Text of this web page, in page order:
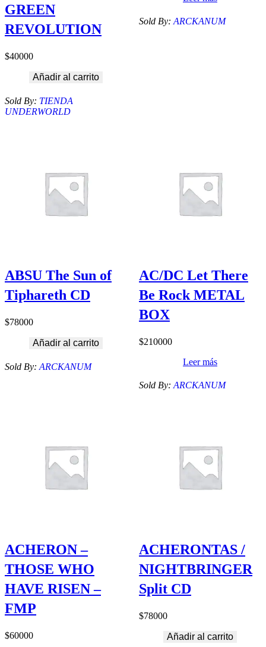
GREEN
REVOLUTION
$40000
Añadir al carrito
Sold By: TIENDA
UNDERWORLD
Sold By: ARCKANUM
ABSU The Sun of
Tiphareth CD
$78000
Añadir al carrito
Sold By: ARCKANUM
AC/DC Let There
Be Rock METAL
BOX
$210000
Leer más
Sold By: ARCKANUM
ACHERON –
THOSE WHO
HAVE RISEN –
FMP
$60000
ACHERONTAS /
NIGHTBRINGER
Split CD
$78000
Añadir al carrito